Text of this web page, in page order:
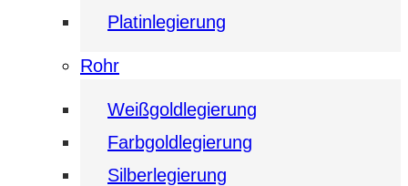
Platinlegierung
Rohr
Weißgoldlegierung
Farbgoldlegierung
Silberlegierung